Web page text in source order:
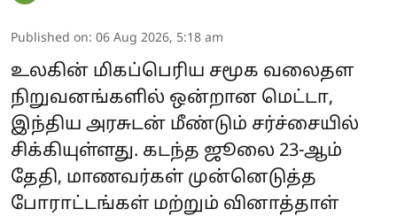
Published on: 06 Aug 2026, 5:18 am
உலகின் மிகப்பெரிய சமூக வலைதள
நிறுவனங்களில் ஒன்றான மெட்டா,
இந்திய அரசுடன் மீண்டும் சர்ச்சையில்
சிக்கியுள்ளது. கடந்த ஜூலை 23-ஆம்
தேதி, மாணவர்கள் முன்னெடுத்த
போராட்டங்கள் மற்றும் வினாத்தாள்